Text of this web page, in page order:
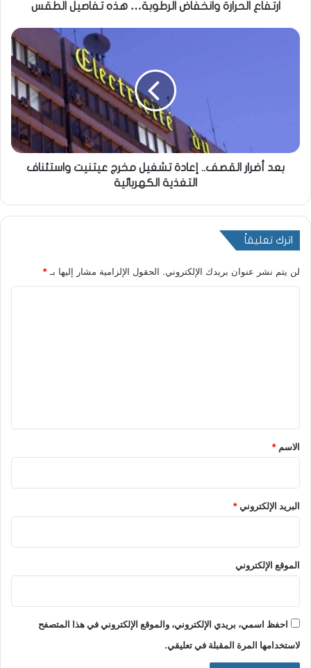
ارتفاع الحرارة وانخفاض الرطوبة… هذه تفاصيل الطقس
بعد أضرار القصف.. إعادة تشغيل مخرج عيتنيت واستئناف
التغذية الكهربائية
اترك تعليقاً
لن يتم نشر عنوان بريدك الإلكتروني. الحقول الإلزامية مشار إليها بـ *
*
الاسم *
البريد الإلكتروني*
الموقع الإلكتروني
احفظ اسمي، بريدي الإلكتروني، والموقع الإلكتروني في هذا المتصفح
لاستخدامها المرة المقبلة في تعليقي.